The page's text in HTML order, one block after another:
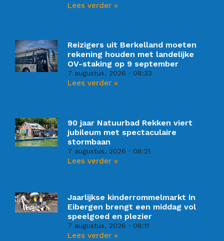
Lees verder »
Reizigers uit Berkelland moeten
rekening houden met landelijke
OV-staking op 9 september
7 augustus, 2026 08:33
Lees verder »
90 jaar Natuurbad Rekken viert
jubileum met spectaculaire
stormbaan
7 augustus, 2026 08:21
Lees verder »
Jaarlijkse kinderrommelmarkt in
Eibergen brengt een middag vol
speelgoed en plezier
7 augustus, 2026 08:11
Lees verder »